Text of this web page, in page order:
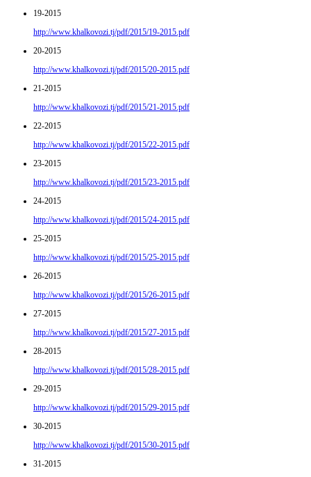
19-2015
http://www.khalkovozi.tj/pdf/2015/19-2015.pdf
20-2015
http://www.khalkovozi.tj/pdf/2015/20-2015.pdf
21-2015
http://www.khalkovozi.tj/pdf/2015/21-2015.pdf
22-2015
http://www.khalkovozi.tj/pdf/2015/22-2015.pdf
23-2015
http://www.khalkovozi.tj/pdf/2015/23-2015.pdf
24-2015
http://www.khalkovozi.tj/pdf/2015/24-2015.pdf
25-2015
http://www.khalkovozi.tj/pdf/2015/25-2015.pdf
26-2015
http://www.khalkovozi.tj/pdf/2015/26-2015.pdf
27-2015
http://www.khalkovozi.tj/pdf/2015/27-2015.pdf
28-2015
http://www.khalkovozi.tj/pdf/2015/28-2015.pdf
29-2015
http://www.khalkovozi.tj/pdf/2015/29-2015.pdf
30-2015
http://www.khalkovozi.tj/pdf/2015/30-2015.pdf
31-2015